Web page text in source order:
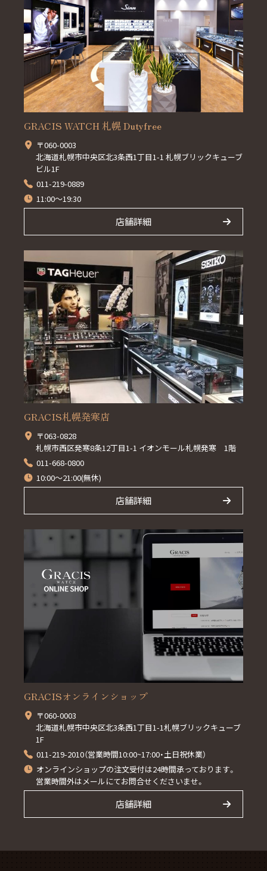
GRACIS WATCH 札幌 Dutyfree
〒060-0003
北海道札幌市中央区北3条西1丁目1-1 札幌ブリックキューブ
ビル1F
011-219-0889
11:00～19:30
店舗詳細
GRACIS札幌発寒店
〒063-0828
札幌市西区発寒8条12丁目1-1 イオンモール札幌発寒 1階
011-668-0800
10:00～21:00(無休)
店舗詳細
GRACISオンラインショップ
〒060-0003
北海道札幌市中央区北3条西1丁目1-1札幌ブリックキューブ
1F
011-219-2010（営業時間10:00~17:00・土日祝休業）
オンラインショップの注文受付は24時間承っております。
営業時間外はメールにてお問合せくださいませ。
店舗詳細